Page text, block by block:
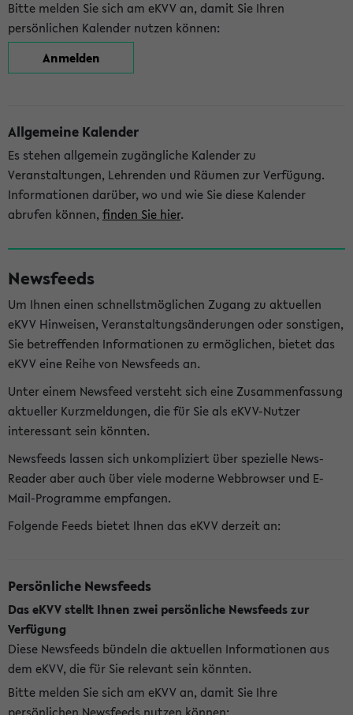
Bitte melden Sie sich am eKVV an, damit Sie Ihren
persönlichen Kalender nutzen können:
Anmelden
Allgemeine Kalender
Es stehen allgemein zugängliche Kalender zu
Veranstaltungen, Lehrenden und Räumen zur Verfügung.
Informationen darüber, wo und wie Sie diese Kalender
abrufen können, finden Sie hier.
Newsfeeds
Um Ihnen einen schnellstmöglichen Zugang zu aktuellen
eKVV Hinweisen, Veranstaltungsänderungen oder sonstigen,
Sie betreffenden Informationen zu ermöglichen, bietet das
eKVV eine Reihe von Newsfeeds an.
Unter einem Newsfeed versteht sich eine Zusammenfassung
aktueller Kurzmeldungen, die für Sie als eKVV-Nutzer
interessant sein könnten.
Newsfeeds lassen sich unkompliziert über spezielle News-
Reader aber auch über viele moderne Webbrowser und E-
Mail-Programme empfangen.
Folgende Feeds bietet Ihnen das eKVV derzeit an:
Persönliche Newsfeeds
Das eKVV stellt Ihnen zwei persönliche Newsfeeds zur
Verfügung
Diese Newsfeeds bündeln die aktuellen Informationen aus
dem eKVV, die für Sie relevant sein könnten.
Bitte melden Sie sich am eKVV an, damit Sie Ihre